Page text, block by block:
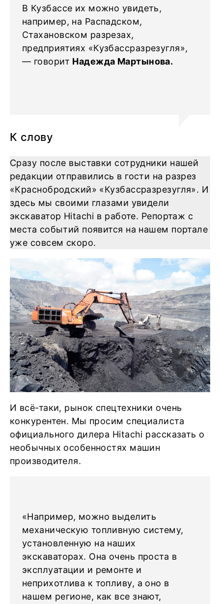
В Кузбассе их можно увидеть,
например, на Распадском,
Стахановском разрезах,
предприятиях «Кузбассразрезугля»,
— говорит Надежда Мартынова.
К слову
Cразу после выставки сотрудники нашей
редакции отправились в гости на разрез
«Краснобродский» «Кузбассразрезугля». И
здесь мы своими глазами увидели
экскаватор Hitachi в работе. Репортаж с
места событий появится на нашем портале
уже совсем скоро.
И всё-таки, рынок спецтехники очень
конкурентен. Мы просим специалиста
официального дилера Hitachi рассказать о
необычных особенностях машин
производителя.
«Например, можно выделить
механическую топливную систему,
установленную на наших
экскаваторах. Она очень проста в
эксплуатации и ремонте и
неприхотлива к топливу, а оно в
нашем регионе, как все знают,